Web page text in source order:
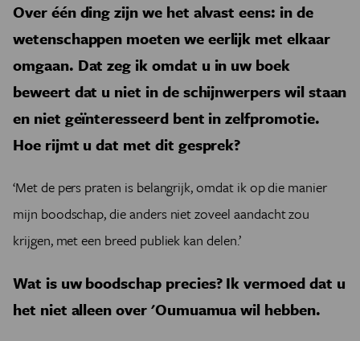
Over één ding zijn we het alvast eens: in de
wetenschappen moeten we eerlijk met elkaar
omgaan. Dat zeg ik omdat u in uw boek
beweert dat u niet in de schijnwerpers wil staan
en niet geïnteresseerd bent in zelfpromotie.
Hoe rijmt u dat met dit gesprek?
‘Met de pers praten is belangrijk, omdat ik op die manier
mijn boodschap, die anders niet zoveel aandacht zou
krijgen, met een breed publiek kan delen.’
Wat is uw boodschap precies? Ik vermoed dat u
het niet alleen over 'Oumuamua wil hebben.